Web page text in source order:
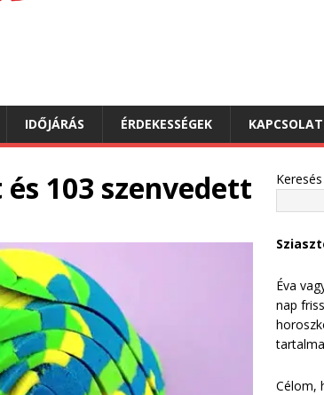
IDŐJÁRÁS ÉRDEKESSÉGEK KAPCSOLAT
103 szenvedett
Keresés
Éva
nap
Célom,